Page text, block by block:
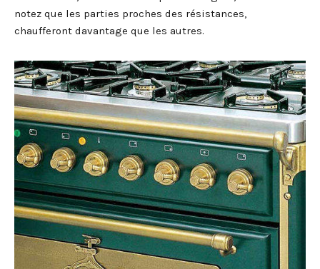
notez que les parties proches des résistances,
chaufferont davantage que les autres.